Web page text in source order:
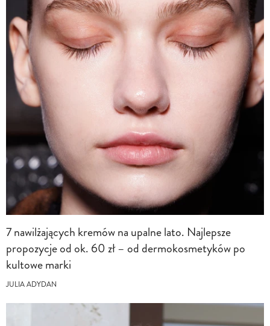
7 nawilżających kremów na upalne lato. Najlepsze
propozycje od ok. 60 zł – od dermokosmetyków po
kultowe marki
JULIA ADYDAN